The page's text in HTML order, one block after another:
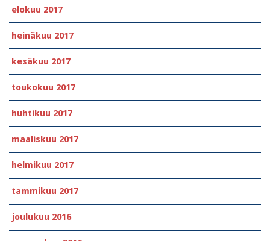
elokuu 2017
heinäkuu 2017
kesäkuu 2017
toukokuu 2017
huhtikuu 2017
maaliskuu 2017
helmikuu 2017
tammikuu 2017
joulukuu 2016